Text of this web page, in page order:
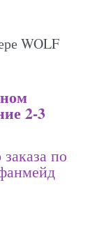
WOLF
2-3
по